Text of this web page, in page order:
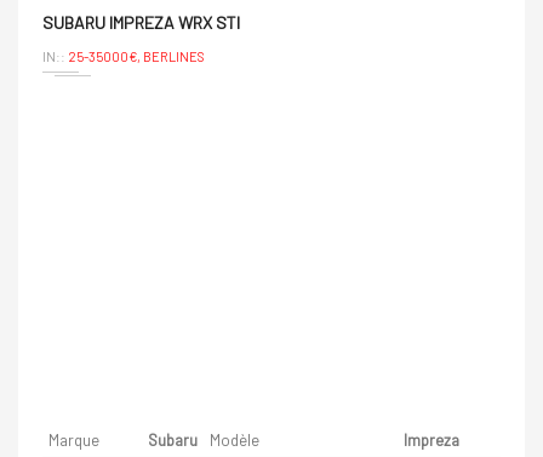
SUBARU IMPREZA WRX STI
IN:: 25-35000€, BERLINES
Marque Subaru Modèle
Impreza